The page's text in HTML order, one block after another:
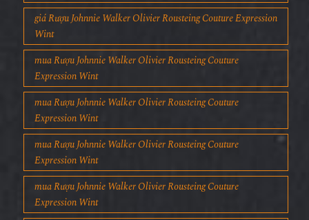
giá Rượu Johnnie Walker Olivier Rousteing Couture Expression
Wint
mua Rượu Johnnie Walker Olivier Rousteing Couture
Expression Wint
mua Rượu Johnnie Walker Olivier Rousteing Couture
Expression Wint
mua Rượu Johnnie Walker Olivier Rousteing Couture
Expression Wint
mua Rượu Johnnie Walker Olivier Rousteing Couture
Expression Wint